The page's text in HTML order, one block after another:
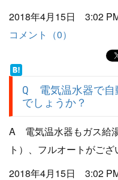
2018年4月15日 3:02
コメント（0）
Q 電気温水器で自
でしょうか？
A 電気温水器もガス給
ト）、フルオートがござ
2018年4月15日 3:02